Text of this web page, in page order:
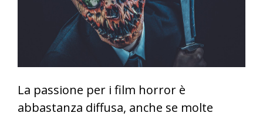
La passione per i film horror è
abbastanza diffusa, anche se molte